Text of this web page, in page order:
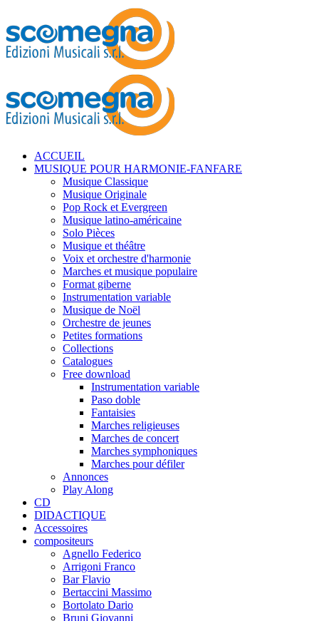
ACCUEIL
MUSIQUE POUR HARMONIE-FANFARE
Musique Classique
Musique Originale
Pop Rock et Evergreen
Musique latino-américaine
Solo Pièces
Musique et théâtre
Voix et orchestre d'harmonie
Marches et musique populaire
Format giberne
Instrumentation variable
Musique de Noël
Orchestre de jeunes
Petites formations
Collections
Catalogues
Free download
Instrumentation variable
Paso doble
Fantaisies
Marches religieuses
Marches de concert
Marches symphoniques
Marches pour défiler
Annonces
Play Along
CD
DIDACTIQUE
Accessoires
compositeurs
Agnello Federico
Arrigoni Franco
Bar Flavio
Bertaccini Massimo
Bortolato Dario
Bruni Giovanni